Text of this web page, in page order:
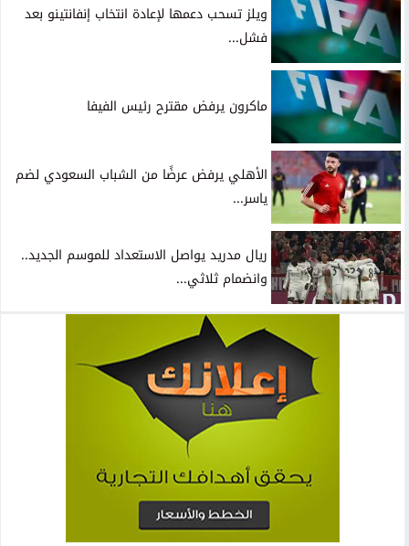
ويلز تسحب دعمها لإعادة انتخاب إنفانتينو بعد
فشل...
ماكرون يرفض مقترح رئيس الفيفا
الأهلي يرفض عرضًا من الشباب السعودي لضم
ياسر...
ريال مدريد يواصل الاستعداد للموسم الجديد..
وانضمام ثلاثي...